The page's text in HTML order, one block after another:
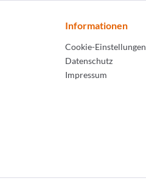
Informationen
Cookie-Einstellungen
Datenschutz
Impressum